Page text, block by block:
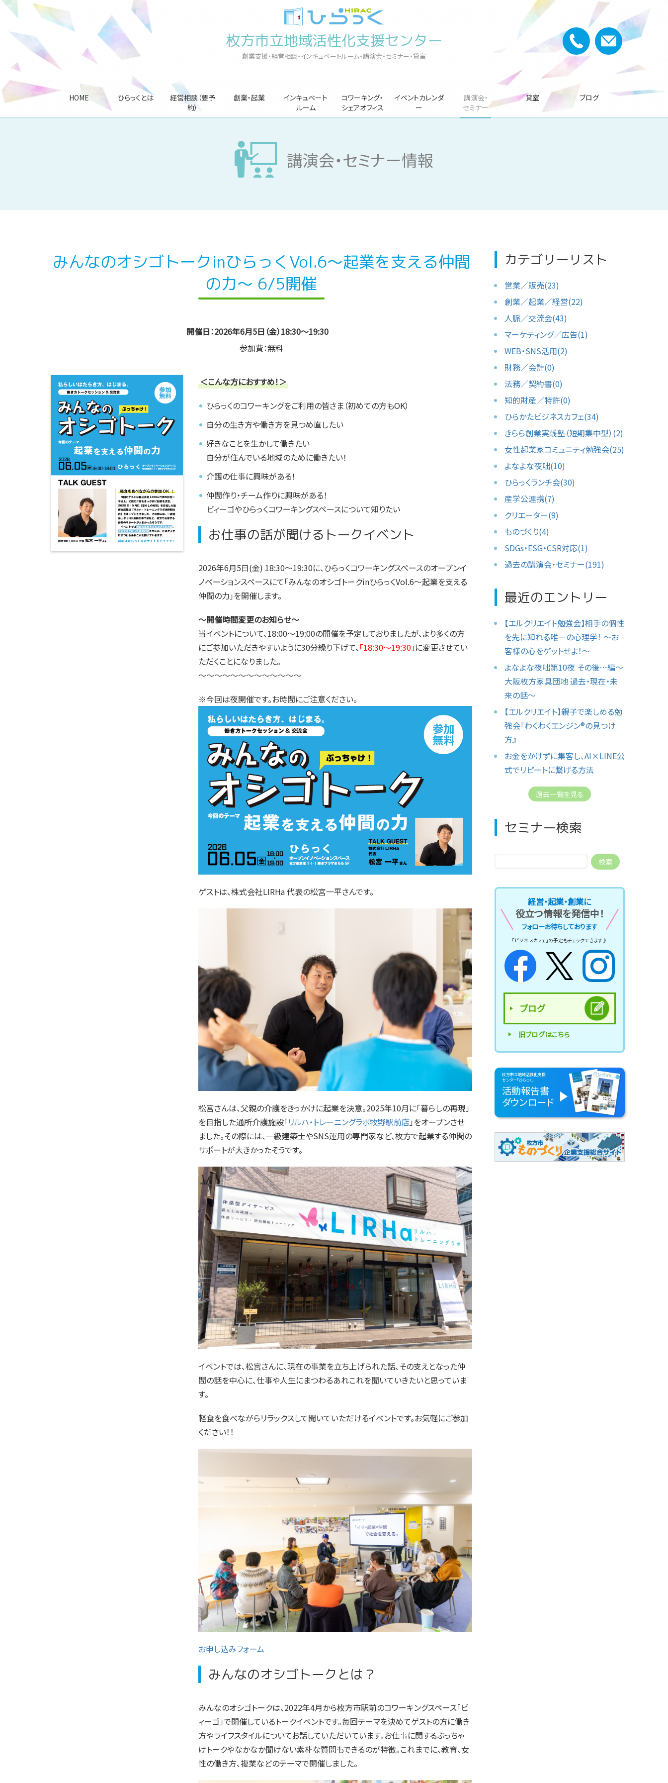
枚方市立地域活性化支援センター
創業支援・経営相談・インキュベートルーム・講演会・セミナー・貸室
HOME ひらっくとは
経営相談（要予
約）
創業・起業
インキュベート
ルーム
コワーキング・
シェアオフィス
イベントカレンダ
ー
講演会・
セミナー
貸室 ブログ
講演会・セミナー情報
みんなのオシゴトークinひらっくVol.6〜起業を支える仲間
の力〜 6/5開催
開催日：2026年6月5日（金）18:30～19:30
参加費：無料
＜こんな方におすすめ！＞
ひらっくのコワーキングをご利用の皆さま（初めての方もOK）
自分の生き方や働き方を見つめ直したい
好きなことを生かして働きたい
自分が住んでいる地域のために働きたい！
介護の仕事に興味がある！
仲間作り・チーム作りに興味がある！
ビィーゴやひらっくコワーキングスペースについて知りたい
お仕事の話が聞けるトークイベント
2026年6月5日(金) 18:30〜19:30に、ひらっくコワーキングスペースのオープンイ
ノベーションスペースにて「みんなのオシゴトークinひらっくVol.6〜起業を支える
仲間の力」を開催します。
〜開催時間変更のお知らせ〜
当イベントについて、18:00〜19:00の開催を予定しておりましたが、より多くの方
にご参加いただきやすいように30分繰り下げて、 「18:30〜19:30」に変更させてい
ただくことになりました。
〜〜〜〜〜〜〜〜〜〜〜〜〜
※今回は夜開催です。お時間にご注意ください。
ゲストは、株式会社LIRHa 代表の松宮一平さんです。
松宮さんは、父親の介護をきっかけに起業を決意。2025年10月に「暮らしの再現」
を目指した通所介護施設「リルハ・トレーニングラボ牧野駅前店 」をオープンさせ
ました。その際には、一級建築士やSNS運用の専門家など、枚方で起業する仲間の
サポートが大きかったそうです。
イベントでは、松宮さんに、現在の事業を立ち上げられた話、その支えとなった仲
間の話を中心に、仕事や人生にまつわるあれこれを聞いていきたいと思っていま
す。
軽食を食べながらリラックスして聞いていただけるイベントです。お気軽にご参加
ください！！
お申し込みフォーム
みんなのオシゴトークとは？
みんなのオシゴトークは、2022年4月から枚方市駅前のコワーキングスペース「ビ
ィーゴ」で開催しているトークイベントです。毎回テーマを決めてゲストの方に働き
方やライフスタイルについてお話していただいています。お仕事に関するぶっちゃ
けトークやなかなか聞けない素朴な質問もできるのが特徴。これまでに、教育、女
性の働き方、複業などのテーマで開催しました。
カテゴリーリスト
営業／販売(23)
創業／起業／経営(22)
人脈／交流会(43)
マーケティング／広告(1)
WEB・SNS活用(2)
財務／会計(0)
法務／契約書(0)
知的財産／特許(0)
ひらかたビジネスカフェ(34)
きらら創業実践塾（短期集中型）(2)
女性起業家コミュニティ勉強会(25)
よなよな夜咄(10)
ひらっくランチ会(30)
産学公連携(7)
クリエーター(9)
ものづくり(4)
SDGs・ESG・CSR対応(1)
過去の講演会・セミナー(191)
最近のエントリー
【エルクリエイト勉強会】相手の個性
を先に知れる唯一の心理学！ 〜お
客様の心をゲットせよ！〜
よなよな夜咄第10夜 その後⋯編〜
大阪枚方家具団地 過去・現在・未
来の話〜
【エルクリエイト】親子で楽しめる勉
強会『わくわくエンジン®︎の見つけ
方』
お金をかけずに集客し、AI×LINE公
式でリピートに繋げる方法
過去一覧を見る
セミナー検索
経営・起業・創業に
役立つ情報を発信中！
フォローお待ちしております
「ビジネスカフェ」の予定もチェックできます♪
ブログ
旧ブログはこちら
枚方市立地域活性化支援
センター「ひらっく」
活動報告書
ダウンロード